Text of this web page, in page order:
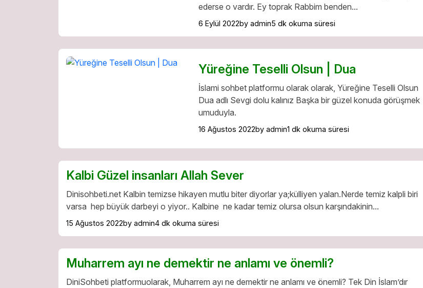
ederse o vardır. Ey toprak Rabbim benden...
6 Eylül 2022by admin5 dk okuma süresi
Yüreğine Teselli Olsun | Dua
İslami sohbet platformu olarak olarak, Yüreğine Teselli Olsun
Dua adlı Sevgi dolu kalınız Başka bir güzel konuda görüşmek
umuduyla.
16 Ağustos 2022by admin1 dk okuma süresi
Kalbi Güzel insanları Allah Sever
Dinisohbeti.net Kalbin temizse hikayen mutlu biter diyorlar ya;külliyen yalan.Nerde temiz kalpli biri
varsa hep büyük darbeyi o yiyor.. Kalbine ne kadar temiz olursa olsun karşındakinin...
15 Ağustos 2022by admin4 dk okuma süresi
Muharrem ayı ne demektir ne anlamı ve önemli?
DiniSohbeti platformuolarak, Muharrem ayı ne demektir ne anlamı ve önemli? Tek Din İslam’dır